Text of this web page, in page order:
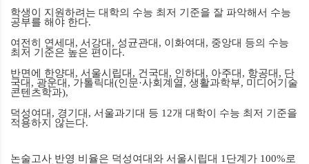
학생이 지원하려는 대학의 수능 최저 기준을 잘 파악해서 수능
공부를 해야 한다.
여전히 연세대 , 서강대 , 성균관대 , 이화여대 , 중앙대 등의 수능
최저 기준은 높은 편이다.
반면에 한양대 , 서울시립대 , 건국대 , 인하대 , 아주대 , 항공대 , 단
국대 , 광운대 , 가톨릭대(인문·사회계열, 생활과학부, 미디어기술
콘텐츠학과),
덕성여대 , 경기대 , 서울과기대 등 12개 대학이 수능 최저 기준을
적용하지 않는다.
논술고사 반영 비율은 덕성여대와 서울시립대 1 단계가 100%로